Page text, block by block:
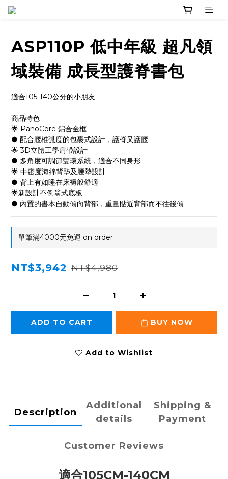
ASP110P 低中年級 超凡領
域裝備 成長型護脊書包
適合105-140公分的小朋友
商品特色
🌟 PanoCore 鋁合金框
● 配合腰椎弧度的包裹式設計，護脊又護腰
🌟 3D立體工學肩帶設計
● 多角度可調節雙環系統，適合不同身形
🌟 中密度海綿背墊及腰墊設計
● 背上有如睡在床褥般舒適
🌟新設計不倒翁式底板
● 內置的書本自動傾向背部，重量貼近背部而不往後傾
單筆滿4000元免運 on order
NT$3,942 NT$4,980
ADD TO CART BUY NOW
Add to Wishlist
Description
Additional
details
Shipping &
Payment
Customer Reviews
適合105CM-140CM